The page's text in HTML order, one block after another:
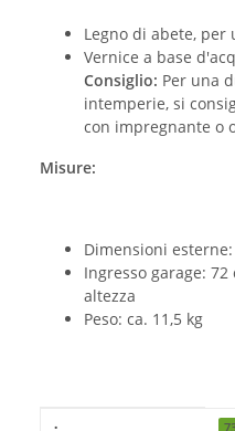
Legno di abete,
Vernice a base
Consiglio: Per una
intemperie, si
con impregnante o
Misure:
Dimensioni
Ingresso garage:
altezza
Peso: ca. 11,5 kg